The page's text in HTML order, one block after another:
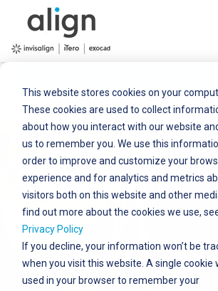
This website stores cookies on your
These cookies are used to collect
about how you interact with our website
us to remember you. We use this
order to improve and customize your
experience and for analytics and metrics
visitors both on this website and other
find out more about the cookies we use,
Privacy Policy
If you decline, your information won’t be
when you visit this website. A single cookie
used in your browser to remember your
Profesyonel
destekleyin